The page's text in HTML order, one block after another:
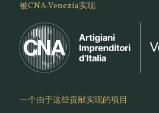
被CNA-Venezia实现
一个由于这些贡献实现的项目